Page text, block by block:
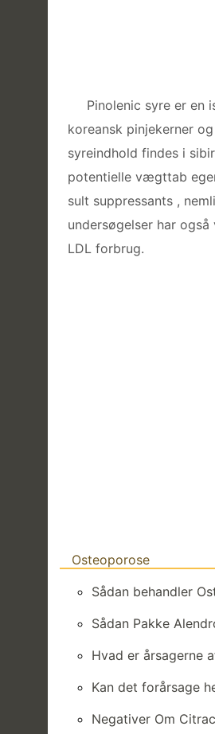
Pinolenic syre er en
koreansk pinjekerner
syreindhold findes i
potentielle vægttab
sult suppressants ,
undersøgelser har
LDL forbrug.
Osteoporose
Sådan behandler
Sådan Pakke
Hvad er årsagerne
Kan det forårsage
Negativer Om